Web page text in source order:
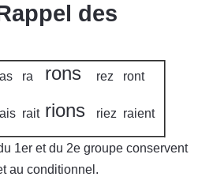
des
ra rons rez
ront
rait rions riez raient
1er et du 2e groupe conservent
au conditionnel.